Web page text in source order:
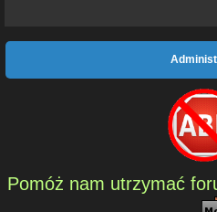
Pomóż nam utrzymać